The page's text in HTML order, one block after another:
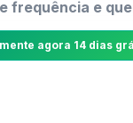
frequência e
agora 14 dias